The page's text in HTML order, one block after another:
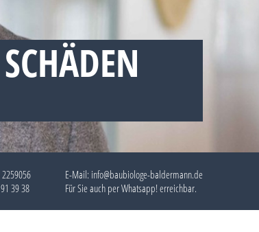
39 38
E-Mail: info@baubiologe-baldermann.de
Für Sie auch perWhatsapp!erreichbar.